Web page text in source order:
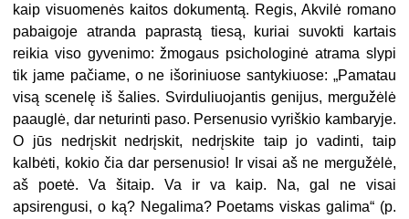
kaip visuomenės kaitos dokumentą. Regis, Akvilė romano
pabaigoje atranda paprastą tiesą, kuriai suvokti kartais
reikia viso gyvenimo: žmogaus psichologinė atrama slypi
tik jame pačiame, o ne išoriniuose santykiuose: „Pamatau
visą scenelę iš šalies. Svirduliuojantis genijus, mergužėlė
paauglė, dar neturinti paso. Persenusio vyriškio kambaryje.
O jūs nedrįskit nedrįskit, nedrįskite taip jo vadinti, taip
kalbėti, kokio čia dar persenusio! Ir visai aš ne mergužėlė,
aš poetė. Va šitaip. Va ir va kaip. Na, gal ne visai
apsirengusi, o ką? Negalima? Poetams viskas galima“ (p.